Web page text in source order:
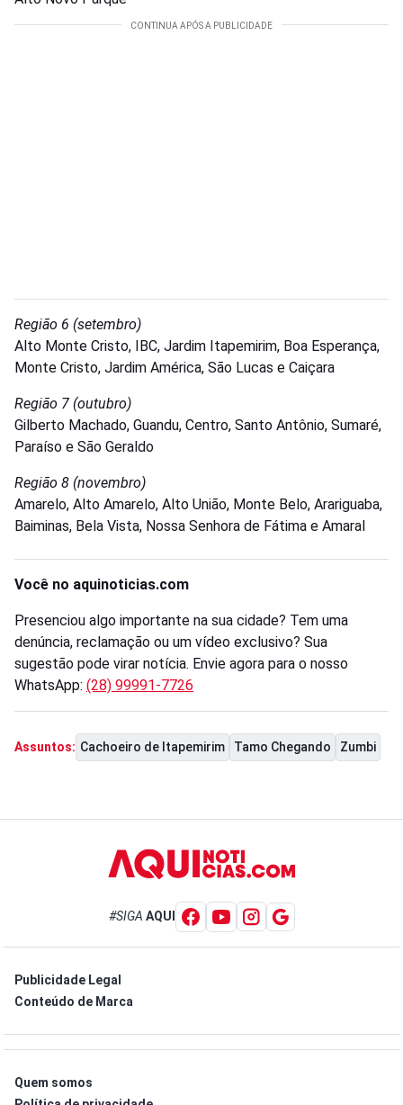
Região 6 (setembro)
Alto Monte Cristo, IBC, Jardim Itapemirim, Boa Esperança,
Monte Cristo, Jardim América, São Lucas e Caiçara
Região 7 (outubro)
Gilberto Machado, Guandu, Centro, Santo Antônio, Sumaré,
Paraíso e São Geraldo
Região 8 (novembro)
Amarelo, Alto Amarelo, Alto União, Monte Belo, Arariguaba,
Baiminas, Bela Vista, Nossa Senhora de Fátima e Amaral
Você no aquinoticias.com
Presenciou algo importante na sua cidade? Tem uma
denúncia, reclamação ou um vídeo exclusivo? Sua
sugestão pode virar notícia. Envie agora para o nosso
WhatsApp: (28) 99991-7726
Assuntos: Cachoeiro de Itapemirim Tamo Chegando Zumbi
#SIGA AQUI
Publicidade Legal
Conteúdo de Marca
Quem somos